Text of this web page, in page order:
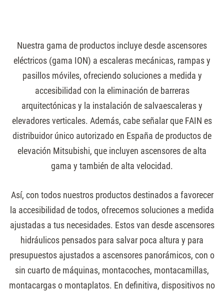
Nuestra gama de productos incluye desde ascensores
eléctricos (gama ION) a escaleras mecánicas, rampas y
pasillos móviles, ofreciendo soluciones a medida y
accesibilidad con la eliminación de barreras
arquitectónicas y la instalación de salvaescaleras y
elevadores verticales. Además, cabe señalar que FAIN es
distribuidor único autorizado en España de productos de
elevación Mitsubishi, que incluyen ascensores de alta
gama y también de alta velocidad.
Así, con todos nuestros productos destinados a favorecer
la accesibilidad de todos, ofrecemos soluciones a medida
ajustadas a tus necesidades. Estos van desde ascensores
hidráulicos pensados para salvar poca altura y para
presupuestos ajustados a ascensores panorámicos, con o
sin cuarto de máquinas, montacoches, montacamillas,
montacargas o montaplatos. En definitiva, dispositivos no